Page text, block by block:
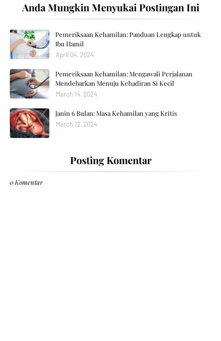
Anda Mungkin Menyukai Postingan Ini
Pemeriksaan Kehamilan: Panduan Lengkap untuk
Ibu Hamil
April 04, 2024
Pemeriksaan Kehamilan: Mengawali Perjalanan
Mendebarkan Menuju Kehadiran Si Kecil
March 14, 2024
Janin 6 Bulan: Masa Kehamilan yang Kritis
March 12, 2024
Posting Komentar
0 Komentar